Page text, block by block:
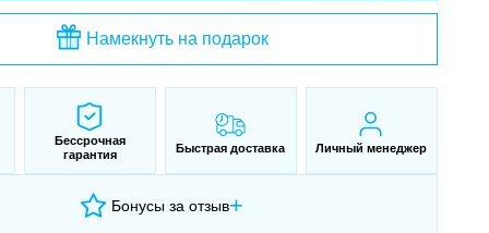
Намекнуть на подарок
Бессрочная
гарантия
Быстрая доставка Личный менеджер
Бонусы за отзыв+